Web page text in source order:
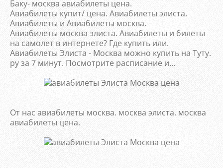
Баку- москва авиабилеты цена.
Авиабилеты купит/ цена. Авиабилеты элиста.
Авиабилеты и Авиабилеты москва.
Авиабилеты москва элиста. Авиабилеты и билеты
на самолет в интернете? Где купить или.
Авиабилеты Элиста - Москва можно купить на Туту.
ру за 7 минут. Посмотрите расписание и...
От нас авиабилеты москва. москва элиста. москва
авиабилеты цена.